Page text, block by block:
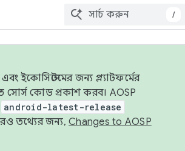
/
ইকোসিস্টেমের জন্য প্ল্যাটফর্মের
সোর্স কোড প্রকাশ করব। AOSP
android-latest-release
তথ্যের জন্য, Changes to AOSP